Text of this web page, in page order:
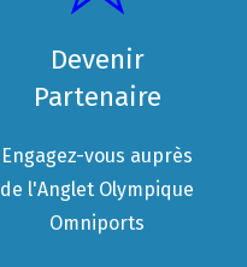
Devenir
Partenaire
Engagez-vous auprès
de l'Anglet Olympique
Omniports